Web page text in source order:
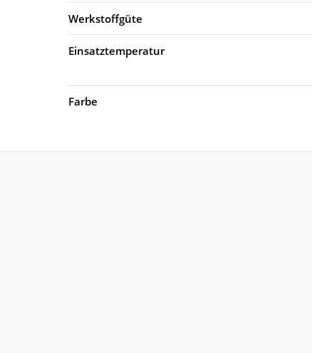
Werkstoffgüte
Einsatztemperatur
Farbe